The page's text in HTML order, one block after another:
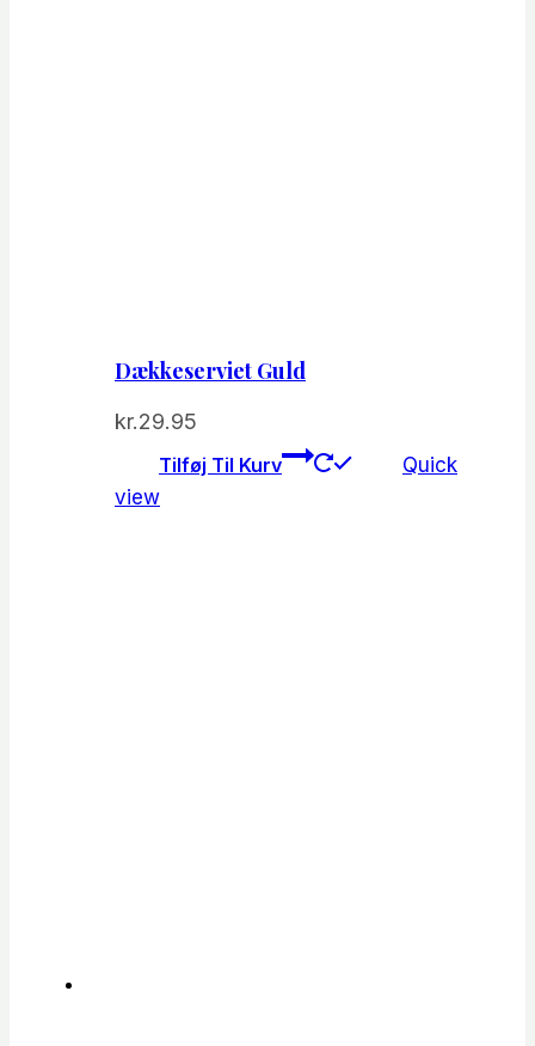
Dækkeserviet Guld
kr.29.95
Tilføj Til Kurv
Quick
view